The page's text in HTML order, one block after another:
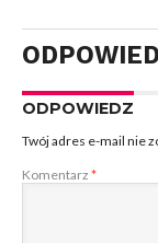
ODPOWIEDZ
Twój adres e-mail nie
Komentarz *